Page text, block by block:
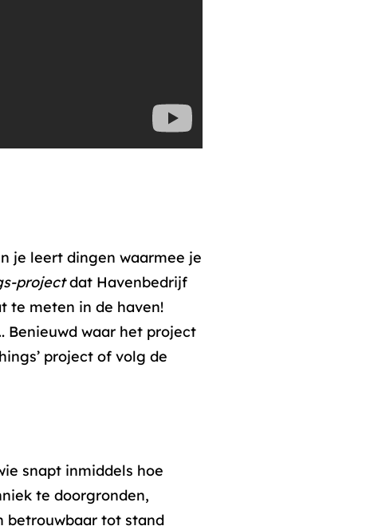
je leert dingen waarmee je
projectdat Havenbedrijf
te meten in de haven!
Benieuwd waar het project
project of volg de
snapt inmiddels hoe
te doorgronden,
betrouwbaar tot stand